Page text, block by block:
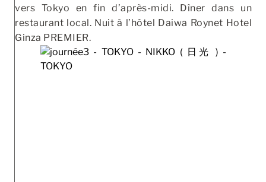
vers Tokyo en fin d’après-midi. Dîner dans un
restaurant local. Nuit à l’hôtel Daiwa Roynet Hotel
Ginza PREMIER.